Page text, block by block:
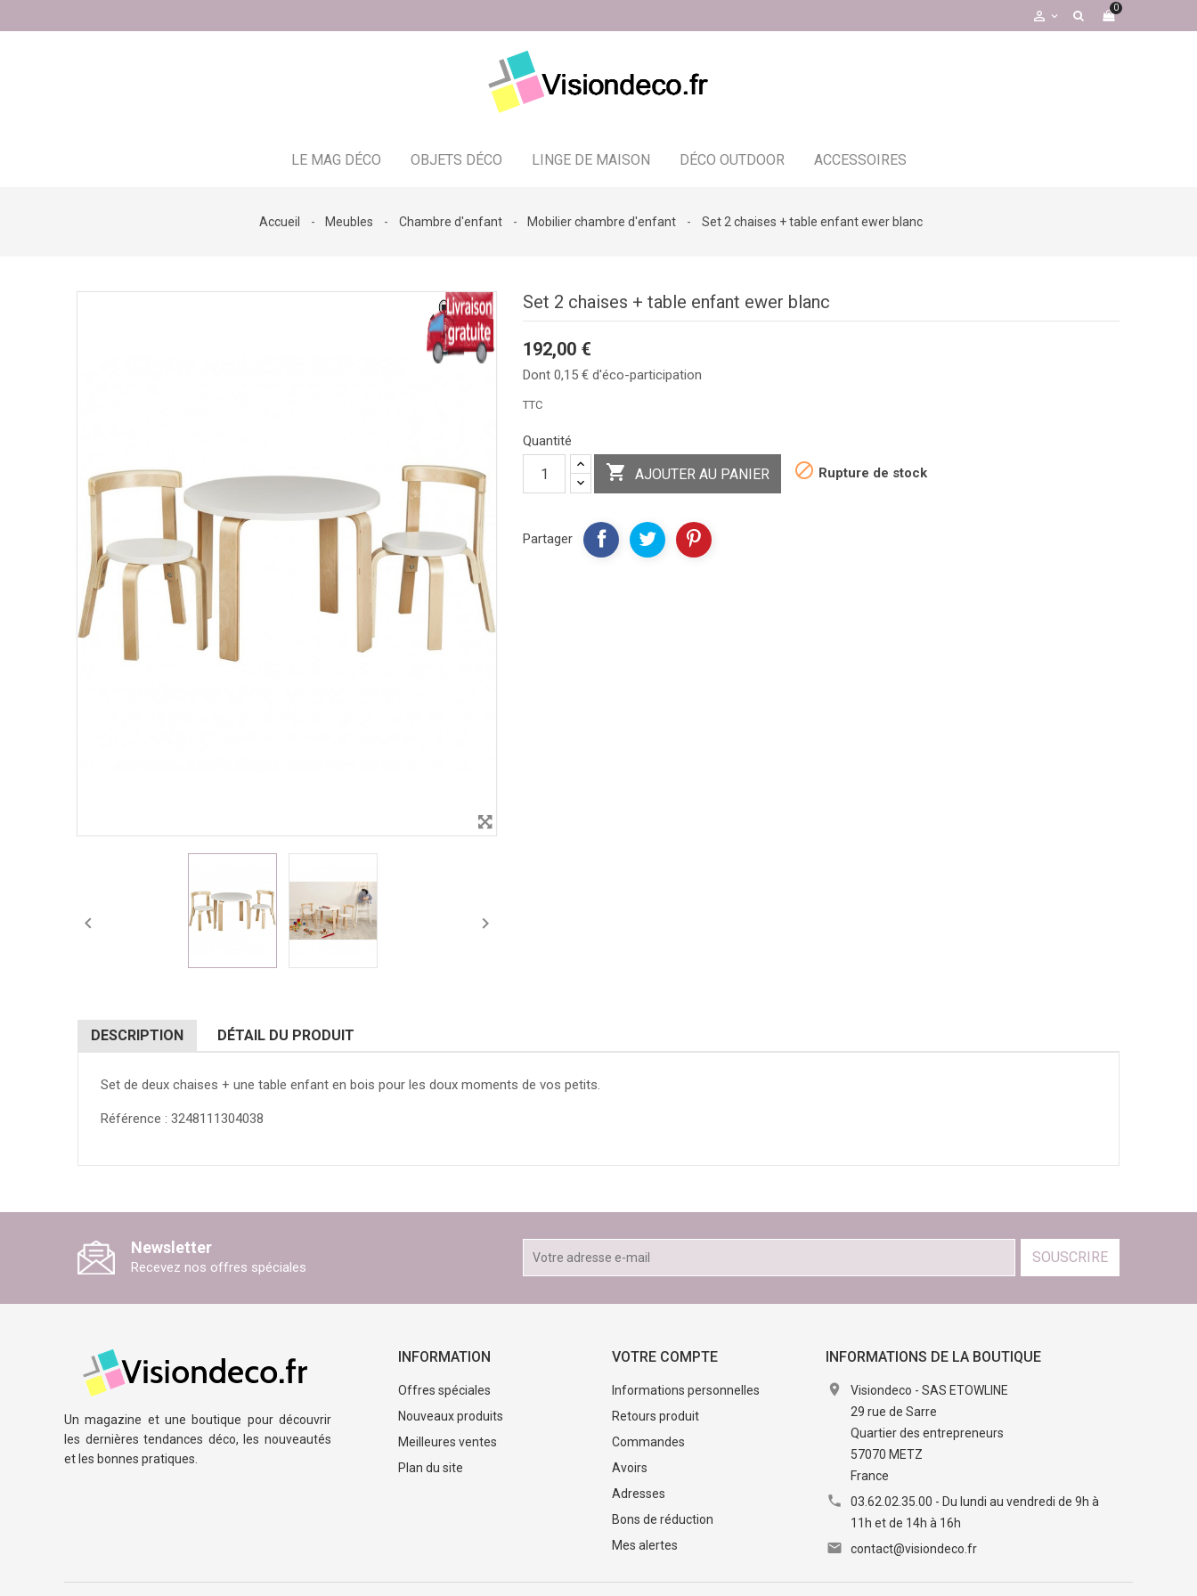

0
LE MAG DÉCO OBJETS DÉCO LINGE DE MAISON DÉCO OUTDOOR ACCESSOIRES
Accueil Meubles Chambre d'enfant Mobilier chambre d'enfant Set 2 chaises + table enfant ewer blanc
 
Set 2 chaises + table enfant ewer blanc
192,00 €
Dont 0,15 € d'éco-participation
TTC
Quantité
 AJOUTER AU PANIER  Rupture de stock
Partager
DESCRIPTION DÉTAIL DU PRODUIT
Set de deux chaises + une table enfant en bois pour les doux moments de vos petits.
Référence : 3248111304038
Newsletter
Recevez nos offres spéciales
SOUSCRIRE
Un magazine et une boutique pour découvrir
les dernières tendances déco, les nouveautés
et les bonnes pratiques.
INFORMATION
Offres spéciales
Nouveaux produits
Meilleures ventes
Plan du site
VOTRE COMPTE
Informations personnelles
Retours produit
Commandes
Avoirs
Adresses
Bons de réduction
Mes alertes
INFORMATIONS DE LA BOUTIQUE

Visiondeco - SAS ETOWLINE
29 rue de Sarre
Quartier des entrepreneurs
57070 METZ
France

03.62.02.35.00 - Du lundi au vendredi de 9h à
11h et de 14h à 16h
 contact@visiondeco.fr